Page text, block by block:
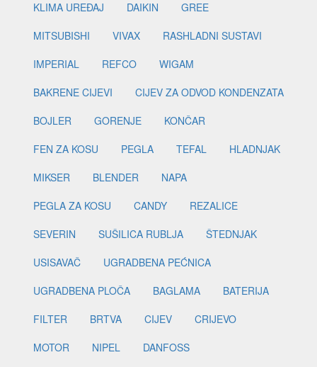
KLIMA UREĐAJ
DAIKIN
GREE
MITSUBISHI
VIVAX
RASHLADNI SUSTAVI
IMPERIAL
REFCO
WIGAM
BAKRENE CIJEVI
CIJEV ZA ODVOD KONDENZATA
BOJLER
GORENJE
KONČAR
FEN ZA KOSU
PEGLA TEFAL
HLADNJAK
MIKSER
BLENDER
NAPA
PEGLA ZA KOSU
CANDY
REZALICE
SEVERIN
SUŠILICA RUBLJA
ŠTEDNJAK
USISAVAČ
UGRADBENA PEĆNICA
UGRADBENA PLOČA
BAGLAMA
BATERIJA
FILTER
BRTVA CIJEV
CRIJEVO
MOTOR
NIPEL
DANFOSS